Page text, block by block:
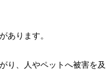
あります。
り、人やペットへ被害を及